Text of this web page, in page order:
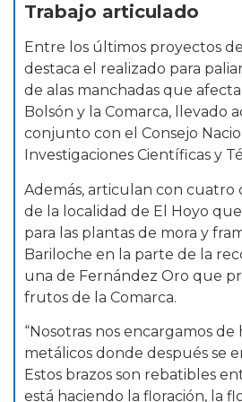
Trabajo articulado
Entre los últimos proyectos
destaca el realizado para
de alas manchadas que afecta
Bolsón y la Comarca, llevado
conjunto con el Consejo
Investigaciones Científicas y
Además, articulan con cuatro
de la localidad de El Hoyo
para las plantas de mora y
Bariloche en la parte de la
una de Fernández Oro que
frutos de la Comarca.
“Nosotras nos encargamos
metálicos donde después se
Estos brazos son rebatibles
está haciendo la floración, la